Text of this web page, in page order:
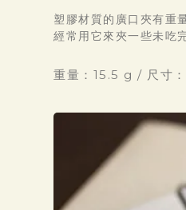
塑膠材質的廣口夾有重
經常用它來夾一些未吃
重量：15.5 g / 尺寸